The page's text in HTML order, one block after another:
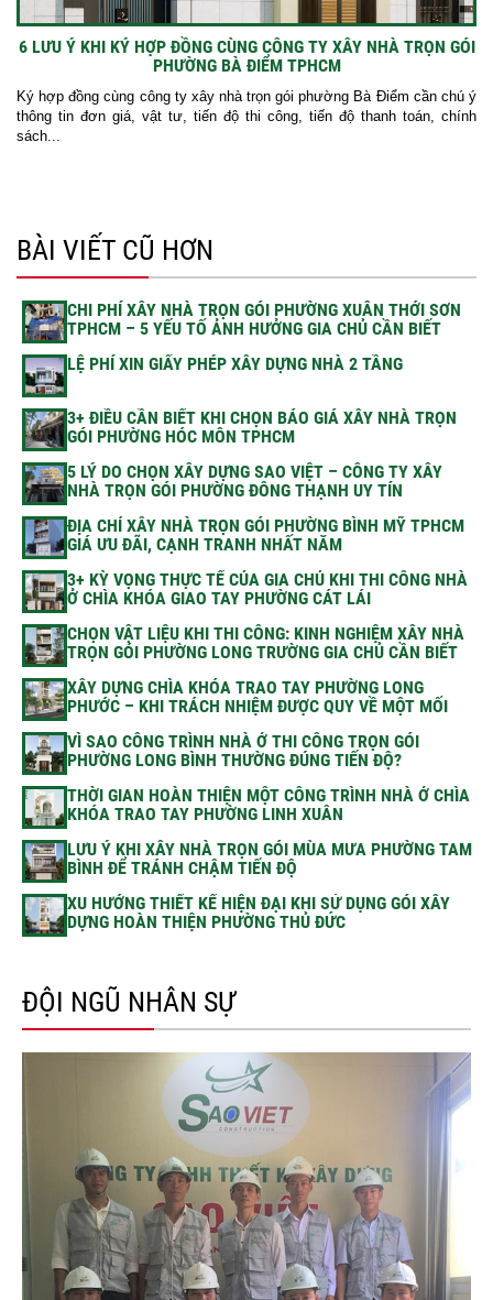
6 LƯU Ý KHI KÝ HỢP ĐỒNG CÙNG CÔNG TY XÂY NHÀ TRỌN GÓI
PHƯỜNG BÀ ĐIỂM TPHCM
Ký hợp đồng cùng công ty xây nhà trọn gói phường Bà Điểm cần chú ý
thông tin đơn giá, vật tư, tiến độ thi công, tiến độ thanh toán, chính
sách...
BÀI VIẾT CŨ HƠN
CHI PHÍ XÂY NHÀ TRỌN GÓI PHƯỜNG XUÂN THỚI SƠN
TPHCM – 5 YẾU TỐ ẢNH HƯỞNG GIA CHỦ CẦN BIẾT
LỆ PHÍ XIN GIẤY PHÉP XÂY DỰNG NHÀ 2 TẦNG
3+ ĐIỀU CẦN BIẾT KHI CHỌN BÁO GIÁ XÂY NHÀ TRỌN
GÓI PHƯỜNG HÓC MÔN TPHCM
5 LÝ DO CHỌN XÂY DỰNG SAO VIỆT – CÔNG TY XÂY
NHÀ TRỌN GÓI PHƯỜNG ĐÔNG THẠNH UY TÍN
ĐỊA CHỈ XÂY NHÀ TRỌN GÓI PHƯỜNG BÌNH MỸ TPHCM
GIÁ ƯU ĐÃI, CẠNH TRANH NHẤT NĂM
3+ KỲ VỌNG THỰC TẾ CỦA GIA CHỦ KHI THI CÔNG NHÀ
Ở CHÌA KHÓA GIAO TAY PHƯỜNG CÁT LÁI
CHỌN VẬT LIỆU KHI THI CÔNG: KINH NGHIỆM XÂY NHÀ
TRỌN GÓI PHƯỜNG LONG TRƯỜNG GIA CHỦ CẦN BIẾT
XÂY DỰNG CHÌA KHÓA TRAO TAY PHƯỜNG LONG
PHƯỚC – KHI TRÁCH NHIỆM ĐƯỢC QUY VỀ MỘT MỐI
VÌ SAO CÔNG TRÌNH NHÀ Ở THI CÔNG TRỌN GÓI
PHƯỜNG LONG BÌNH THƯỜNG ĐÚNG TIẾN ĐỘ?
THỜI GIAN HOÀN THIỆN MỘT CÔNG TRÌNH NHÀ Ở CHÌA
KHÓA TRAO TAY PHƯỜNG LINH XUÂN
LƯU Ý KHI XÂY NHÀ TRỌN GÓI MÙA MƯA PHƯỜNG TAM
BÌNH ĐỂ TRÁNH CHẬM TIẾN ĐỘ
XU HƯỚNG THIẾT KẾ HIỆN ĐẠI KHI SỬ DỤNG GÓI XÂY
DỰNG HOÀN THIỆN PHƯỜNG THỦ ĐỨC
ĐỘI NGŨ NHÂN SỰ